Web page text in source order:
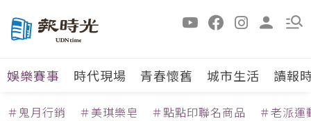
娛樂賽事 時代現場 青春懷舊 城市生活 讀報
＃鬼月行銷 ＃美琪樂皂 ＃點點印聯名商品 ＃老派運